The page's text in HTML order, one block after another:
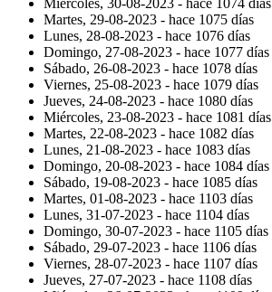
Martes, 29-08-2023 - hace 1075 días
Lunes, 28-08-2023 - hace 1076 días
Domingo, 27-08-2023 - hace 1077 días
Sábado, 26-08-2023 - hace 1078 días
Viernes, 25-08-2023 - hace 1079 días
Jueves, 24-08-2023 - hace 1080 días
Miércoles, 23-08-2023 - hace 1081 días
Martes, 22-08-2023 - hace 1082 días
Lunes, 21-08-2023 - hace 1083 días
Domingo, 20-08-2023 - hace 1084 días
Sábado, 19-08-2023 - hace 1085 días
Martes, 01-08-2023 - hace 1103 días
Lunes, 31-07-2023 - hace 1104 días
Domingo, 30-07-2023 - hace 1105 días
Sábado, 29-07-2023 - hace 1106 días
Viernes, 28-07-2023 - hace 1107 días
Jueves, 27-07-2023 - hace 1108 días